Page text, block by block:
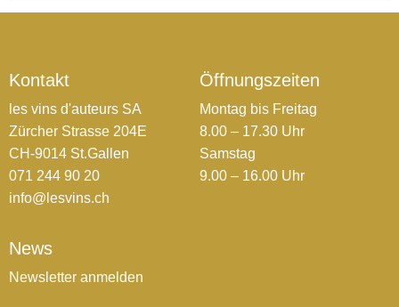
Kontakt
les vins d'auteurs SA
Zürcher Strasse 204E
CH-9014 St.Gallen
071 244 90 20
info@lesvins.ch
Öffnungszeiten
Montag bis Freitag
8.00 – 17.30 Uhr
Samstag
9.00 – 16.00 Uhr
News
Newsletter anmelden